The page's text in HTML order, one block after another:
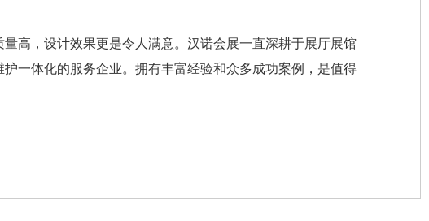
高，设计效果更是令人满意。 汉诺会展一直深耕于展厅展馆
一体化的服务企业。拥有丰富经验和众多成功案例，是值得